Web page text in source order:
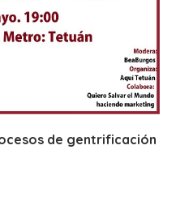
de gentrificación